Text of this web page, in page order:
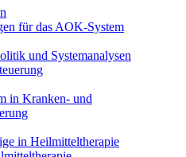
für das AOK-System
und Systemanalysen
in Kranken- und
in Heilmitteltherapie